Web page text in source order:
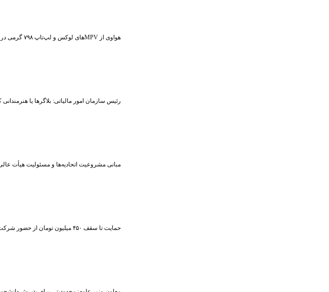
هواوی از MPVهای لوکس و لپ‌تاپ ۷۹۸ گرمی در رویداد ۵ اوت رونمایی کرد
رئیس سازمان امور مالیاتی: بلاگر‌ها یا
مبانی مشروعیت اتحادیه‌ها و مسئولیت هیأت
حمایت تا سقف ۴۵۰ میلیون تومان از حضور شرکت‌های دانش‌بنیان در GITEX AI Türkiye